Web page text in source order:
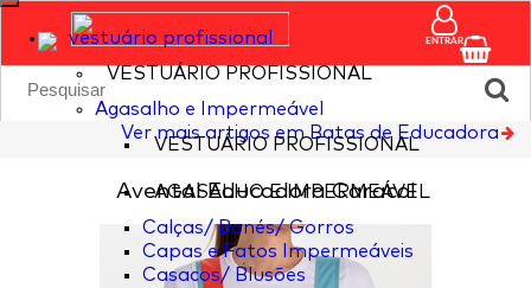
vestuário profissional
VESTUÁRIO PROFISSIONAL
Agasalho e Impermeável
VESTUÁRIO PROFISSIONAL
AGASALHO E IMPERMEÁVEL
Calças/ Bonés/ Gorros
Capas e Fatos Impermeáveis
Casacos/ Blusões
ENTRAR
Ver mais artigos em Batas de Educadora
Avental Educadora Caracol